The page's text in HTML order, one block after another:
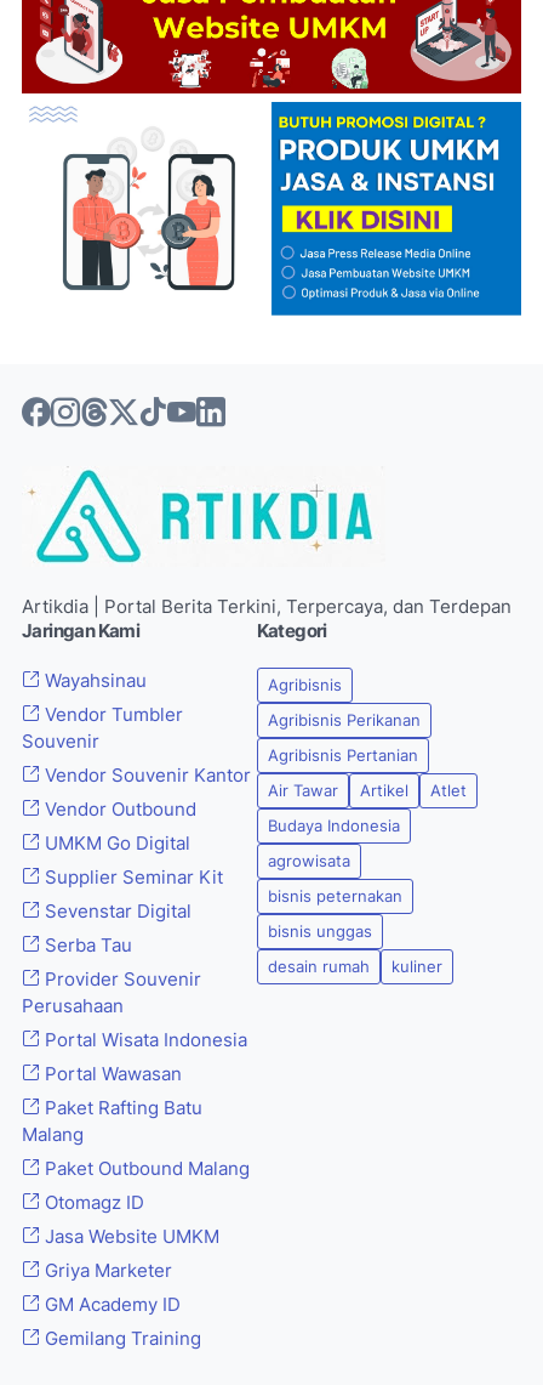
Artikdia | Portal Berita Terkini, Terpercaya, dan Terdepan
Jaringan Kami
Wayahsinau
Vendor Tumbler
Souvenir
Vendor Souvenir Kantor
Vendor Outbound
UMKM Go Digital
Supplier Seminar Kit
Sevenstar Digital
Serba Tau
Provider Souvenir
Perusahaan
Portal Wisata Indonesia
Portal Wawasan
Paket Rafting Batu
Malang
Paket Outbound Malang
Otomagz ID
Jasa Website UMKM
Griya Marketer
GM Academy ID
Gemilang Training
Kategori
Agribisnis
Agribisnis Perikanan
Agribisnis Pertanian
Air Tawar
Artikel
Atlet
Budaya Indonesia
agrowisata
bisnis peternakan
bisnis unggas
desain rumah
kuliner